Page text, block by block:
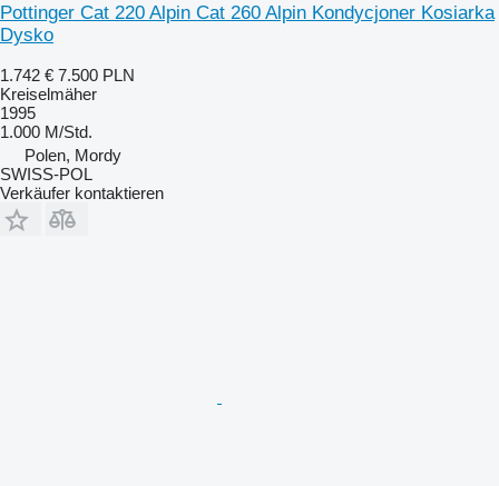
Pottinger Cat 220 Alpin Cat 260 Alpin Kondycjoner Kosiarka
Dysko
1.742 € 7.500 PLN
Kreiselmäher
1995
1.000 M/Std.
Polen, Mordy
SWISS-POL
Verkäufer kontaktieren